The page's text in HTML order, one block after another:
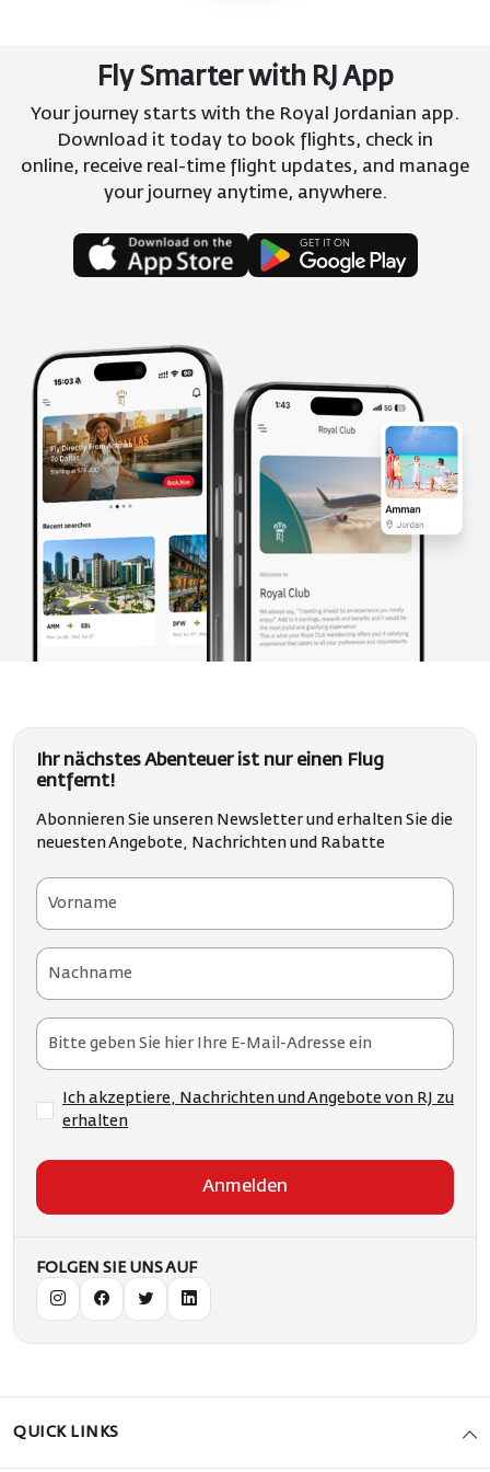
Fly Smarter with RJ App
Your journey starts with the Royal Jordanian app.
Download it today to book flights, check in
online, receive real-time flight updates, and manage
your journey anytime, anywhere.
QUICK LINKS
Ihr nächstes Abenteuer ist nur einen Flug
entfernt!
Abonnieren Sie unseren Newsletter und erhalten Sie die
neuesten Angebote, Nachrichten und Rabatte
Ich akzeptiere, Nachrichten und Angebote von RJ zu
erhalten
Anmelden
FOLGEN SIE UNS AUF